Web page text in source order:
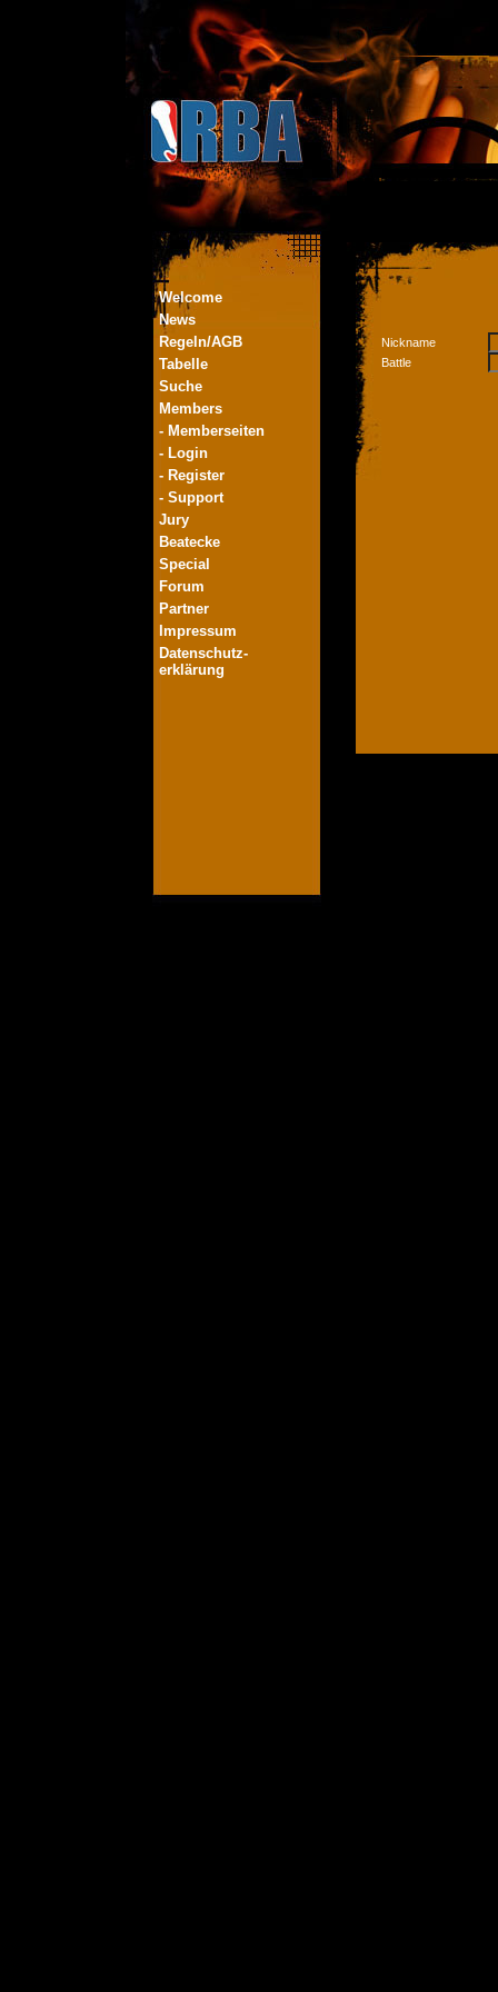
Welcome
News
Regeln/AGB
Tabelle
Suche
Members
- Memberseiten
- Login
- Register
- Support
Jury
Beatecke
Special
Forum
Partner
Impressum
Datenschutz-
erklärung
Nickname
Battle